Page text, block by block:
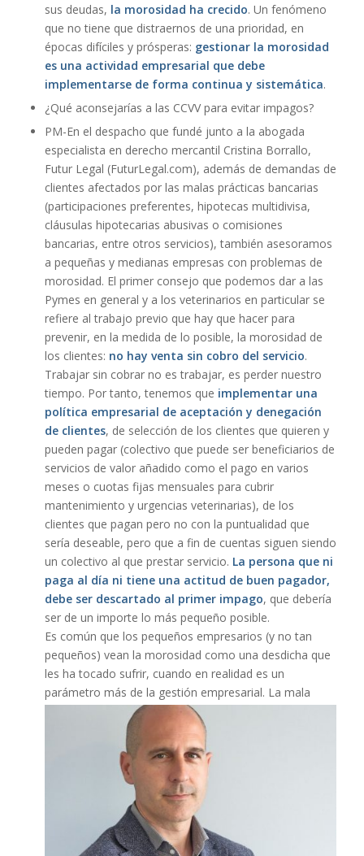
sus deudas, la morosidad ha crecido. Un fenómeno
que no tiene que distraernos de una prioridad, en
épocas difíciles y prósperas: gestionar la morosidad
es una actividad empresarial que debe
implementarse de forma continua y sistemática.
¿Qué aconsejarías a las CCVV para evitar impagos?
PM-En el despacho que fundé junto a la abogada
especialista en derecho mercantil Cristina Borrallo,
Futur Legal (FuturLegal.com), además de demandas de
clientes afectados por las malas prácticas bancarias
(participaciones preferentes, hipotecas multidivisa,
cláusulas hipotecarias abusivas o comisiones
bancarias, entre otros servicios), también asesoramos
a pequeñas y medianas empresas con problemas de
morosidad. El primer consejo que podemos dar a las
Pymes en general y a los veterinarios en particular se
refiere al trabajo previo que hay que hacer para
prevenir, en la medida de lo posible, la morosidad de
los clientes: no hay venta sin cobro del servicio.
Trabajar sin cobrar no es trabajar, es perder nuestro
tiempo. Por tanto, tenemos que implementar una
política empresarial de aceptación y denegación
de clientes, de selección de los clientes que quieren y
pueden pagar (colectivo que puede ser beneficiarios de
servicios de valor añadido como el pago en varios
meses o cuotas fijas mensuales para cubrir
mantenimiento y urgencias veterinarias), de los
clientes que pagan pero no con la puntualidad que
sería deseable, pero que a fin de cuentas siguen siendo
un colectivo al que prestar servicio. La persona que ni
paga al día ni tiene una actitud de buen pagador,
debe ser descartado al primer impago, que debería
ser de un importe lo más pequeño posible.
Es común que los pequeños empresarios (y no tan
pequeños) vean la morosidad como una desdicha que
les ha tocado sufrir, cuando en realidad es un
parámetro más de la gestión empresarial. La mala